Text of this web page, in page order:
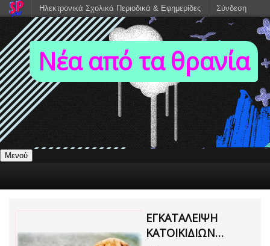
Νέα από τα θρανία
Μενού
ΕΓΚΑΤΆΛΕΙΨΗ
ΚΑΤΟΙΚΙΔΊΩΝ…
Ηλεκτρονικά Σχολικά Περιοδικά & Εφημερίδες Σύνδεση